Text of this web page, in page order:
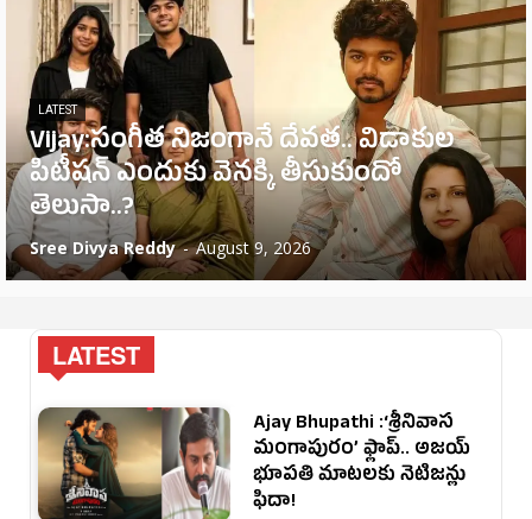
LATEST
Vijay:సంగీత నిజంగానే దేవత.. విడాకుల
పిటీషన్ ఎందుకు వెనక్కి తీసుకుందో
తెలుసా..?
Sree Divya Reddy - August 9, 2026
LATEST
Ajay Bhupathi :‘శ్రీనివాస
మంగాపురం’ ఫ్లాప్.. అజయ్
భూపతి మాటలకు నెటిజన్లు
ఫిదా!